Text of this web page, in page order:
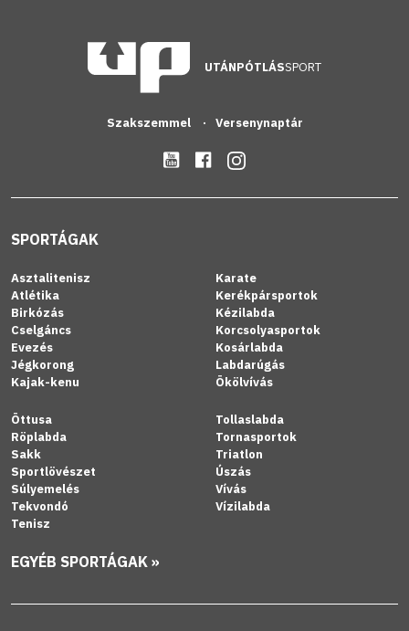
UTÁNPÓTLÁSSPORT
Szakszemmel Versenynaptár
SPORTÁGAK
Asztalitenisz
Atlétika
Birkózás
Cselgáncs
Evezés
Jégkorong
Kajak-kenu
Karate
Kerékpársportok
Kézilabda
Korcsolyasportok
Kosárlabda
Labdarúgás
Ökölvívás
Öttusa
Röplabda
Sakk
Sportlövészet
Súlyemelés
Tekvondó
Tenisz
Tollaslabda
Tornasportok
Triatlon
Úszás
Vívás
Vízilabda
EGYÉB SPORTÁGAK »